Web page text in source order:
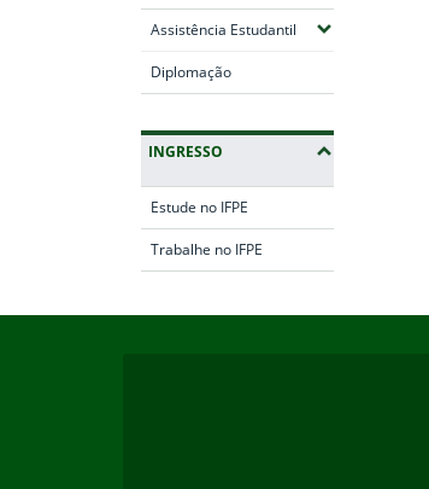
Assistência Estudantil (Expandir submenus)
Diplomação
INGRESSO
Estude no IFPE
Trabalhe no IFPE